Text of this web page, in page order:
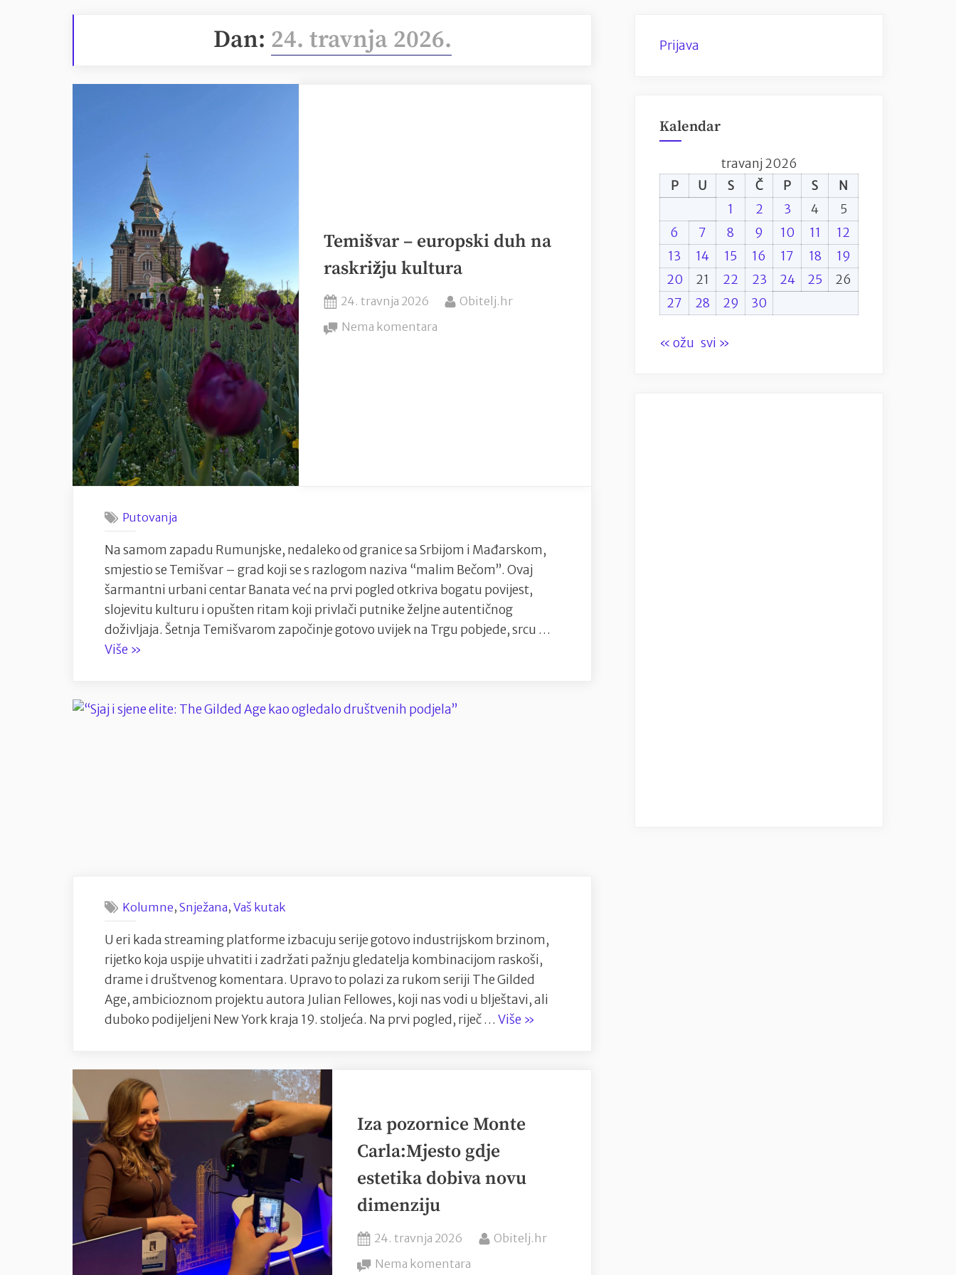
Dan: 24. travnja 2026.
Temišvar – europski duh na
raskrižju kultura
Posted
on
24. travnja 2026 By
Obitelj.hr
Nema komentarana
Putovanja
Na samom zapadu Rumunjske, nedaleko od granice sa Srbijom i Mađarskom,
smjestio se Temišvar – grad koji se s razlogom naziva “malim Bečom”. Ovaj
šarmantni urbani centar Banata već na prvi pogled otkriva bogatu povijest,
slojevitu kulturu i opušten ritam koji privlači putnike željne autentičnog
doživljaja. Šetnja Temišvarom započinje gotovo uvijek na Trgu pobjede, srcu …
Više “Temišvar
duh
»
Kolumne,Snježana,Vaš kutak
U eri kada streaming platforme izbacuju serije gotovo industrijskom brzinom,
rijetko koja uspije uhvatiti i zadržati pažnju gledatelja kombinacijom raskoši,
drame i društvenog komentara. Upravo to polazi za rukom seriji The Gilded
Age, ambicioznom projektu autora Julian Fellowes, koji nas vodi u blještavi, ali
duboko podijeljeni New York kraja 19. stoljeća. Na prvi pogled, riječ … Više ““Sjaj
Gilded
ogledalo
»
Iza pozornice Monte
Carla:Mjesto gdje
estetika dobiva novu
dimenziju
Posted
on
24. travnja 2026 By
Obitelj.hr
Nema komentarana
Prijava
Kalendar
travanj 2026
P
U S Č P S
N
1
2 3 4
5
6
7 8 9 10 11
12
13
14 15 16 17 18
19
20
21 22 23 24 25
26
27
28 29 30
« ožu svi »